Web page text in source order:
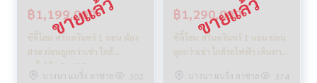
฿1,199,000
ซิตี้โฮม ศรีนครินทร์ 1 นอน ห้อง
สวย ผ่อนถูกกว่าเช่า ใกล้
รถไฟฟ้า_Do608
บางนา แบริ่ง ลาซาล
302
฿1,290,000
ซิตี้โฮม ศรีนครินทร์ 1 นอน ผ่อน
ถูกกว่าเช่า ใกล้รถไฟฟ้า เดินทาง
สะดวก
บางนา แบริ่ง ลาซาล
374